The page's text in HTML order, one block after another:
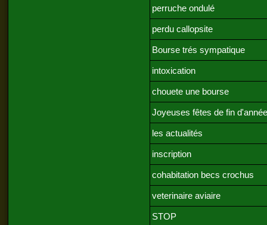
perruche ondulé
perdu callopsite
Bourse trés sympatique
intoxication
chouete une bourse
Joyeuses fêtes de fin d'année
les actualités
inscription
cohabitation becs crochus
veterinaire aviaire
STOP